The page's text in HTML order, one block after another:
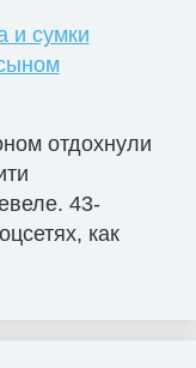
и сумки
отдохнули
43-
как